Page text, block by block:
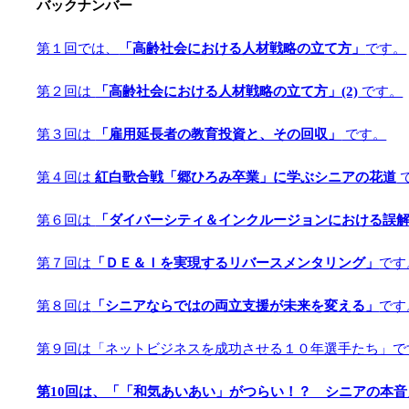
バックナンバー
第１回では、 「高齢社会における人材戦略の立て方」 です。
第２回は 「高齢社会における人材戦略の立て方」(2) です。
第３回は 「雇用延長者の教育投資と、その回収」 です。
第４回は紅白歌合戦「郷ひろみ卒業」に学ぶシニアの花道
第６回は 「ダイバーシティ＆インクルージョンにおける誤解
第７回は 「ＤＥ＆Ｉを実現するリバースメンタリング」 です
第８回は 「シニアならではの両立支援が未来を変える」 です
第９回は「ネットビジネスを成功させる１０年選手たち」で
第10回は、「「和気あいあい」がつらい！？ シニアの本音